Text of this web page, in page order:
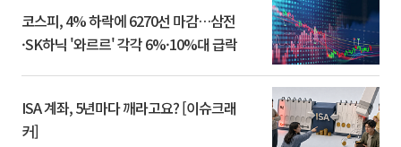
코스피, 4% 하락에 6270선 마감…삼전
·SK하닉 '와르르' 각각 6%·10%대 급락
ISA 계좌, 5년마다 깨라고요? [이슈크래
커]